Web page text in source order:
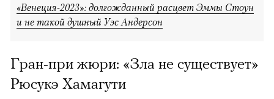
«Венеция-2023»: долгожданный расцвет Эммы Стоун
и не такой душный Уэс Андерсон
Гран-при жюри: «Зла не существует»
Рюсукэ Хамагути